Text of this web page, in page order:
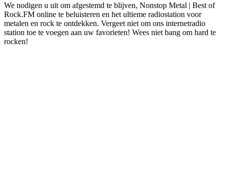
We nodigen u uit om afgestemd te blijven, Nonstop Metal | Best of
Rock.FM online te beluisteren en het ultieme radiostation voor
metalen en rock te ontdekken. Vergeet niet om ons internetradio
station toe te voegen aan uw favorieten! Wees niet bang om hard te
rocken!